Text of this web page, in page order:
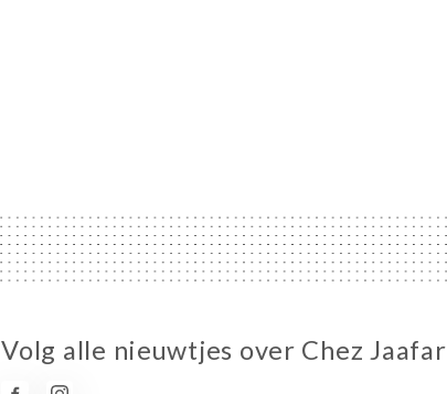
Volg alle nieuwtjes over Chez Jaafar